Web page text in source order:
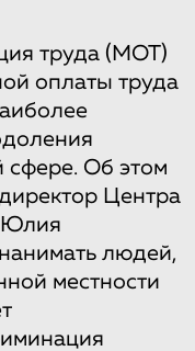
труда (МОТ)
оплаты труда
сфере. Об этом
Центра
Юлия
людей,
местности